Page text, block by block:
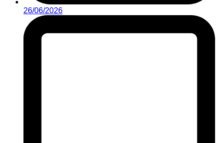
26/06/2026